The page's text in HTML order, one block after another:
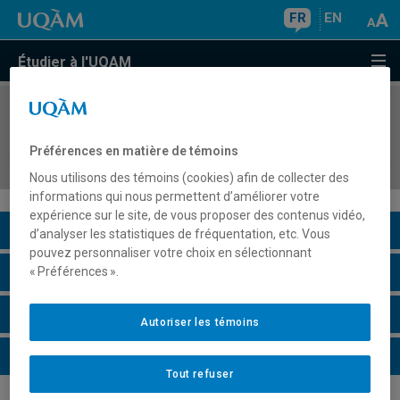
FR EN
Étudier à l'UQAM
COURS//
internationale
Description du cours
Horaire - Été 2026
Horaire - Automne 2026
Horaire - Hiver 2027
Préférences en matière de témoins
Nous utilisons des témoins (cookies) afin de collecter des
informations qui nous permettent d’améliorer votre
expérience sur le site, de vous proposer des contenus vidéo,
d’analyser les statistiques de fréquentation, etc. Vous
pouvez personnaliser votre choix en sélectionnant
« Préférences ».
Tout refuser
Autoriser les témoins